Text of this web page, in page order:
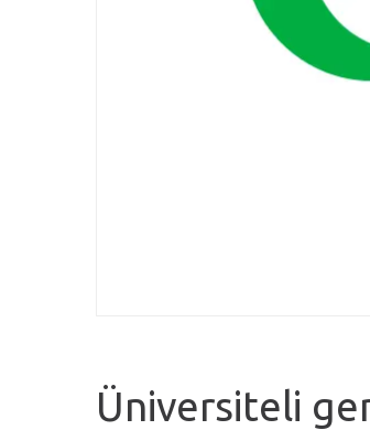
Üniversiteli